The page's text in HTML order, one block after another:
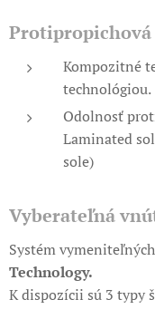
Kompozitné
technológiou.
Odolnosť
Laminated
sole)
Vyberateľná
Systém
Technology.
K dispozícii sú 3 typy